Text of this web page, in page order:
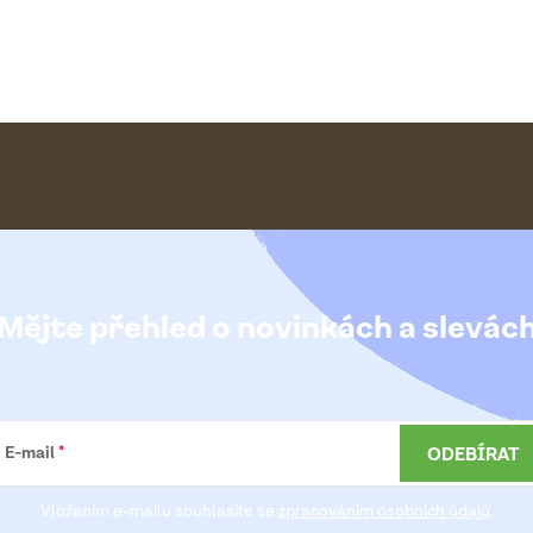
Mějte přehled o novinkácha
E-mail
Vložením e-mailu souhlasíte se zpracováním osobních údajů.
ODEBÍRAT